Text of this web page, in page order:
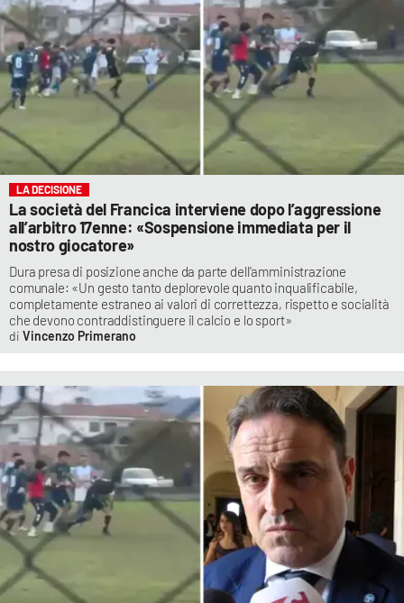
LA DECISIONE
La società del Francica interviene dopo l’aggressione
all’arbitro 17enne: «Sospensione immediata per il
nostro giocatore»
Dura presa di posizione anche da parte dell'amministrazione
comunale: «Un gesto tanto deplorevole quanto inqualificabile,
completamente estraneo ai valori di correttezza, rispetto e socialità
che devono contraddistinguere il calcio e lo sport»
Vincenzo Primerano